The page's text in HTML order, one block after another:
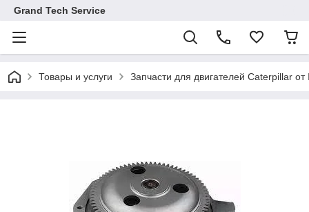
Grand Tech Service
Товары и услуги Запчасти для двигателей Caterpillar